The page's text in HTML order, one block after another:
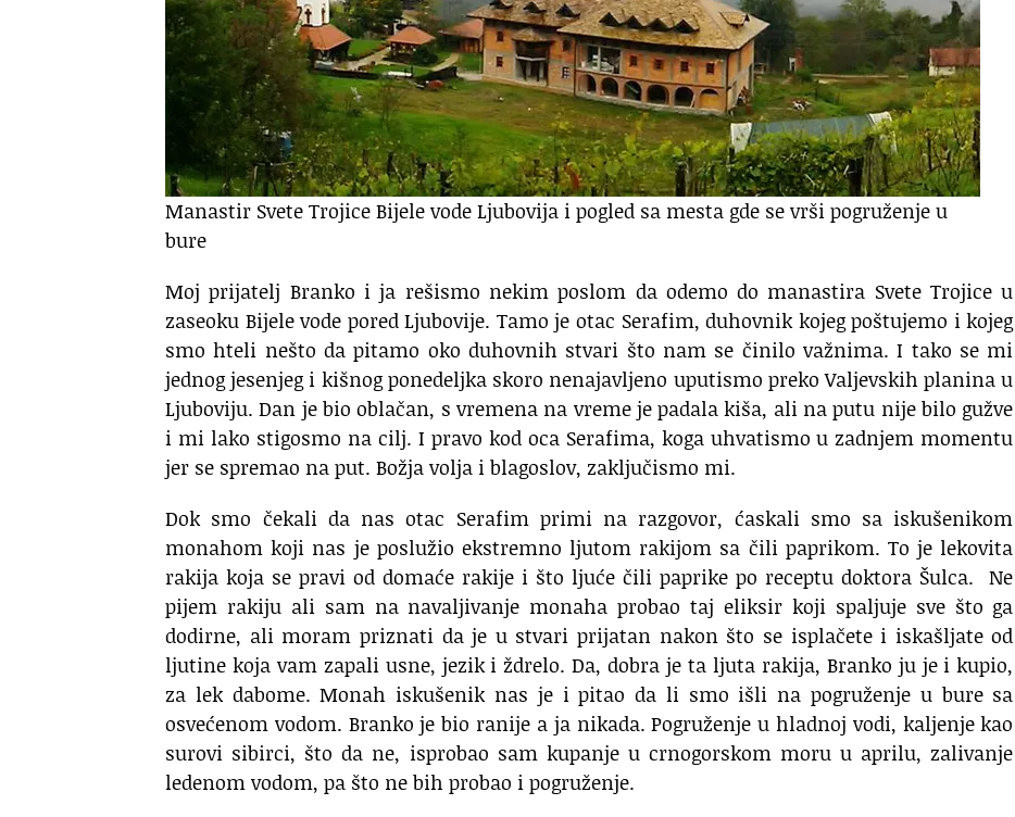
Manastir Svete Trojice Bijele vode Ljubovija i pogled sa mesta gde se vrši pogruženje u
bure
Moj prijatelj Branko i ja rešismo nekim poslom da odemo do manastira Svete Trojice u
zaseoku Bijele vode pored Ljubovije. Tamo je otac Serafim, duhovnik kojeg poštujemo i kojeg
smo hteli nešto da pitamo oko duhovnih stvari što nam se činilo važnima. I tako se mi
jednog jesenjeg i kišnog ponedeljka skoro nenajavljeno uputismo preko Valjevskih planina u
Ljuboviju. Dan je bio oblačan, s vremena na vreme je padala kiša, ali na putu nije bilo gužve
i mi lako stigosmo na cilj. I pravo kod oca Serafima, koga uhvatismo u zadnjem momentu
jer se spremao na put. Božja volja i blagoslov, zaključismo mi.
Dok smo čekali da nas otac Serafim primi na razgovor, ćaskali smo sa iskušenikom
monahom koji nas je poslužio ekstremno ljutom rakijom sa čili paprikom. To je lekovita
rakija koja se pravi od domaće rakije i što ljuće čili paprike po receptu doktora Šulca. Ne
pijem rakiju ali sam na navaljivanje monaha probao taj eliksir koji spaljuje sve što ga
dodirne, ali moram priznati da je u stvari prijatan nakon što se isplačete i iskašljate od
ljutine koja vam zapali usne, jezik i ždrelo. Da, dobra je ta ljuta rakija, Branko ju je i kupio,
za lek dabome. Monah iskušenik nas je i pitao da li smo išli na pogruženje u bure sa
osvećenom vodom. Branko je bio ranije a ja nikada. Pogruženje u hladnoj vodi, kaljenje kao
surovi sibirci, što da ne, isprobao sam kupanje u crnogorskom moru u aprilu, zalivanje
ledenom vodom, pa što ne bih probao i pogruženje.